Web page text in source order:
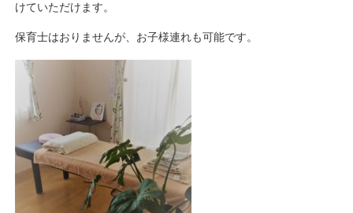
けていただけます。
保育士はおりませんが、お子様連れも可能です。